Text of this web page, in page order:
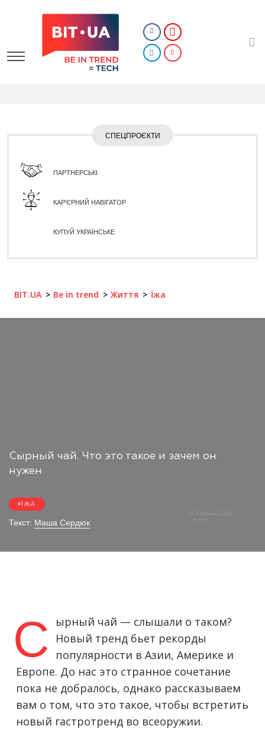
СПЕЦПРОЄКТИ
ПАРТНЕРСЬКІ
КАР'ЄРНИЙ НАВІГАТОР
КУПУЙ УКРАЇНСЬКЕ
BIT.UA Be in trend Життя Їжа
Сырный чай. Что это такое и зачем он
нужен
ЇЖА
Текст: Маша Сердюк
29 Серпня 2018
14:37
С
ырный чай — слышали о таком?
Новый тренд бьет рекорды
популярности в Азии, Америке и
Европе. До нас это странное сочетание
пока не добралось, однако рассказываем
вам о том, что это такое, чтобы встретить
новый гастротренд во всеоружии.